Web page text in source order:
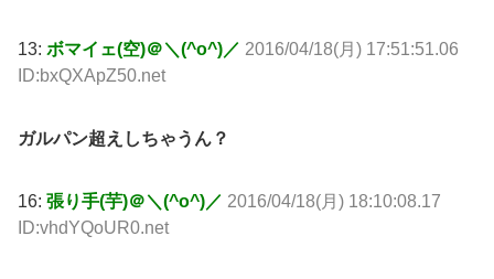
13: ボマイェ(空)＠＼(^o^)／ 2016/04/18(月) 17:51:51.06
ID:bxQXApZ50.net
ガルパン超えしちゃうん？
16: 張り手(芋)＠＼(^o^)／ 2016/04/18(月) 18:10:08.17
ID:vhdYQoUR0.net